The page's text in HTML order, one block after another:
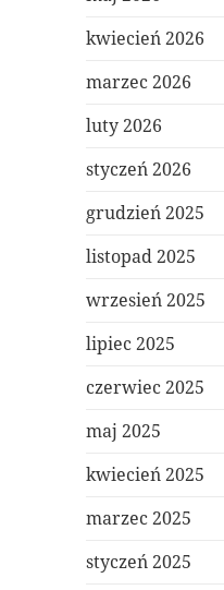
kwiecień 2026
marzec 2026
luty 2026
styczeń 2026
grudzień 2025
listopad 2025
wrzesień 2025
lipiec 2025
czerwiec 2025
maj 2025
kwiecień 2025
marzec 2025
styczeń 2025